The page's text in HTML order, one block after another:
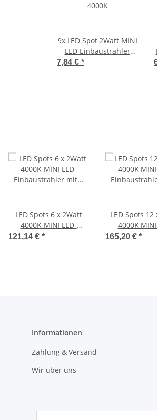
9x LED Spot 2Watt MINI
LED Einbaustrahler
7,84 € *
LED Spots 6 x 2Watt
4000K MINI LED-
Einbaustrahler mit Wifi
121,14 € *
LED Spots
4000K
Einbaustrahler
165,20 € *
Informationen
Zahlung & Versand
Wir über uns